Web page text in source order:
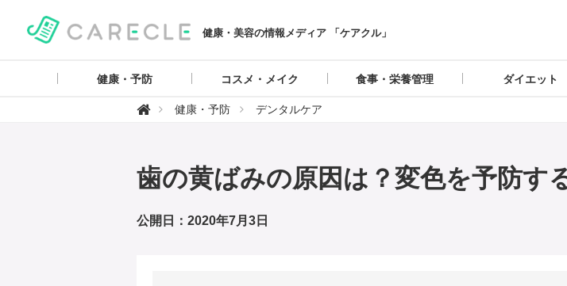
健康・美容の情報メディア 「ケアクル」
健康・予防 コスメ・メイク 食事・栄養管理 ダイエット
【
】
健康・予防 デンタルケア
歯の黄ばみの原因は？変色を予防す
公開日：2020年7月3日